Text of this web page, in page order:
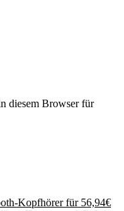
diesem Browser für
Kopfhörer für 56,94€